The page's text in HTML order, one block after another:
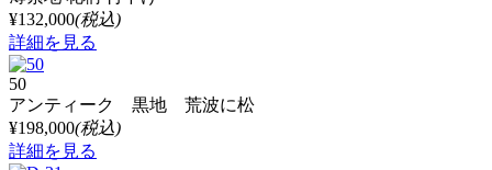
¥132,000(税込)
詳細を見る
50
アンティーク 黒地 荒波に松
¥198,000(税込)
詳細を見る